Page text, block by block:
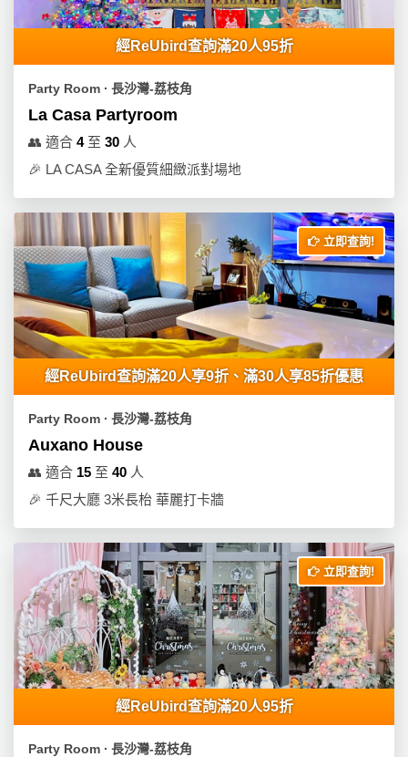
場
新
奇
樂
體
驗
手
作
工
作
坊
戶
遊
艇
經ReUbird查詢滿20人95折
Party Room ∙ 長沙灣-荔枝角
La Casa Partyroom
👥 適合 4至 30 人
🎉 LA CASA 全新優質細緻派對場地
立即查詢!
經ReUbird查詢滿20人享9折、滿30人享85折優惠
Party Room ∙ 長沙灣-荔枝角
Auxano House
👥 適合 15 至 40 人
🎉 千尺大廳 3米長枱 華麗打卡牆
立即查詢!
經ReUbird查詢滿20人95折
Party Room ∙ 長沙灣-荔枝角